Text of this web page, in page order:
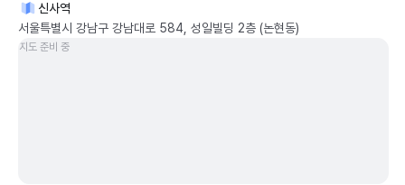
신사역
서울특별시 강남구 강남대로 584, 성일빌딩 2층 (논현동)
지도 준비 중